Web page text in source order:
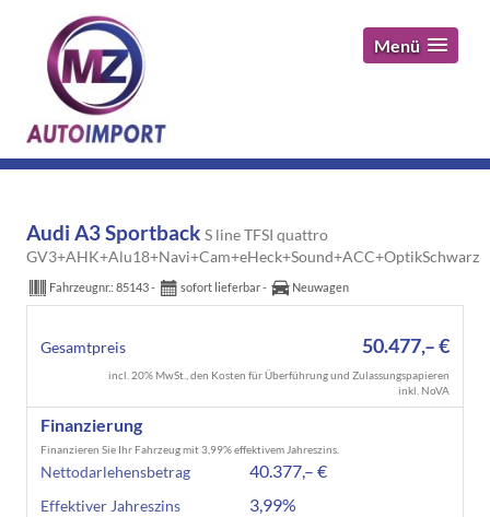
Menü
Audi A3 Sportback S line TFSI quattro
GV3+AHK+Alu18+Navi+Cam+eHeck+Sound+ACC+OptikSchwarz
Fahrzeugnr.: 85143 sofort lieferbar Neuwagen
Gesamtpreis 50.477,– €
incl. 20% MwSt., den Kosten für Überführung und Zulassungspapieren
inkl. NoVA
Finanzierung
Finanzieren Sie Ihr Fahrzeug mit 3,99% effektivem Jahreszins.
Nettodarlehensbetrag 40.377,– €
Effektiver Jahreszins 3,99%